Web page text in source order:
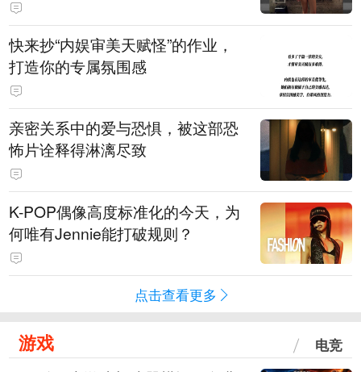
快来抄“内娱审美天赋怪”的作业，
打造你的专属氛围感
亲密关系中的爱与恐惧，被这部恐
怖片诠释得淋漓尽致
K-POP偶像高度标准化的今天，为
何唯有Jennie能打破规则？
点击查看更多
游戏 电竞